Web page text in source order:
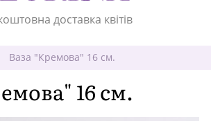
доставка квітів
Ваза "Кремова" 16 см.
16 см.